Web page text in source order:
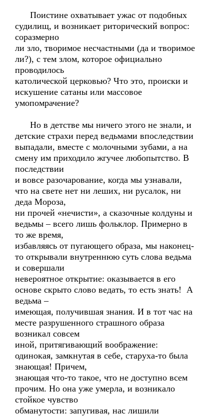
Поистине охватывает ужас от подобных
судилищ, и возникает риторический вопрос:
соразмерно
ли зло, творимое несчастными (да и творимое
ли?), с тем злом, которое официально
проводилось
католической церковью? Что это, происки и
искушение сатаны или массовое
умопомрачение?
Но в детстве мы ничего этого не знали, и
детские страхи перед ведьмами впоследствии
выпадали, вместе с молочными зубами, а на
смену им приходило жгучее любопытство. В
последствии
и вовсе разочарование, когда мы узнавали,
что на свете нет ни леших, ни русалок, ни
деда Мороза,
ни прочей «нечисти», а сказочные колдуны и
ведьмы – всего лишь фольклор. Примерно в
то же время,
избавляясь от пугающего образа, мы наконец-
то открывали внутреннюю суть слова ведьма
и совершали
невероятное открытие: оказывается в его
основе скрыто слово ведать, то есть знать! А
ведьма –
имеющая, получившая знания. И в тот час на
месте разрушенного страшного образа
возникал совсем
иной, притягивающий воображение:
одинокая, замкнутая в себе, старуха-то была
знающая! Причем,
знающая что-то такое, что не доступно всем
прочим. Но она уже умерла, и возникало
стойкое чувство
обманутости: запугивая, нас лишили